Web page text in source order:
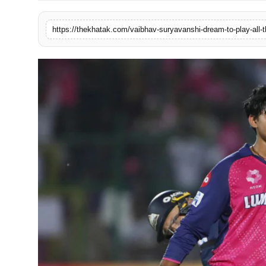
लाइफस्टाइल
https://thekhatak.com/vaibhav-suryavanshi-dream-to-play-all-